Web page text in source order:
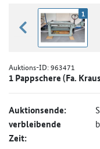
zurück blättern
1
Auktions-ID:963471
1 Pappschere (Fa.
Auktionsende:
verbleibende
Zeit: